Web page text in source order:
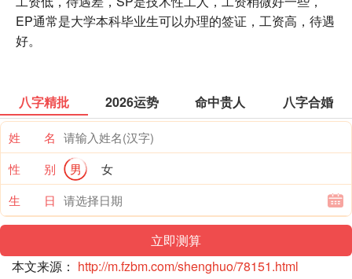
EP通常是大学本科毕业生可以办理的签证，工资高，待遇
好。
八字精批 2026运势 命中贵人 八字合婚
姓 名
性 别
男
女
生 日
本文来源： http://m.fzbm.com/shenghuo/78151.html